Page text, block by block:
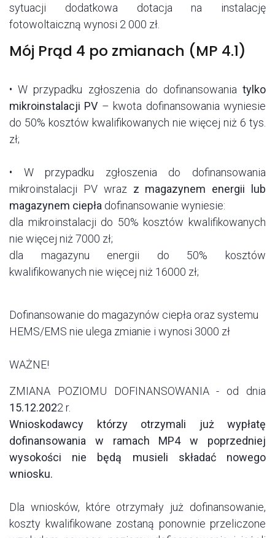
sytuacji dodatkowa dotacja na instalację
fotowoltaiczną wynosi 2 000 zł.
Mój Prąd 4 po zmianach (MP 4.1)
• W przypadku zgłoszenia do dofinansowania tylko
mikroinstalacji PV – kwota dofinansowania wyniesie
do 50% kosztów kwalifikowanych nie więcej niż 6 tys.
zł;
• W przypadku zgłoszenia do dofinansowania
mikroinstalacji PV wraz z magazynem energii lub
magazynem ciepła dofinansowanie wyniesie:
dla mikroinstalacji do 50% kosztów kwalifikowanych
nie więcej niż 7000 zł;
dla magazynu energii do 50% kosztów
kwalifikowanych nie więcej niż 16000 zł;
Dofinansowanie do magazynów ciepła oraz systemu
HEMS/EMS nie ulega zmianie i wynosi 3000 zł
WAŻNE!
ZMIANA POZIOMU DOFINANSOWANIA - od dnia
15.12.2022 r.
Wnioskodawcy którzy otrzymali już wypłatę
dofinansowania w ramach MP4 w poprzedniej
wysokości nie będą musieli składać nowego
wniosku.
Dla wniosków, które otrzymały już dofinansowanie,
koszty kwalifikowane zostaną ponownie przeliczone